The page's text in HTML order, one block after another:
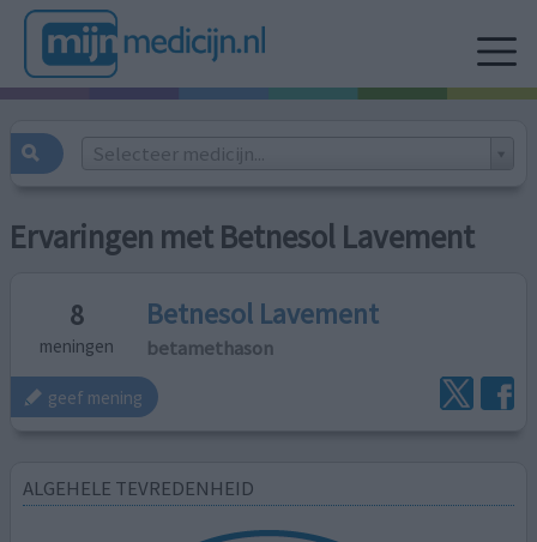
Selecteer medicijn...
Ervaringen met Betnesol Lavement
8
meningen
Betnesol Lavement
betamethason
geef mening
ALGEHELE TEVREDENHEID